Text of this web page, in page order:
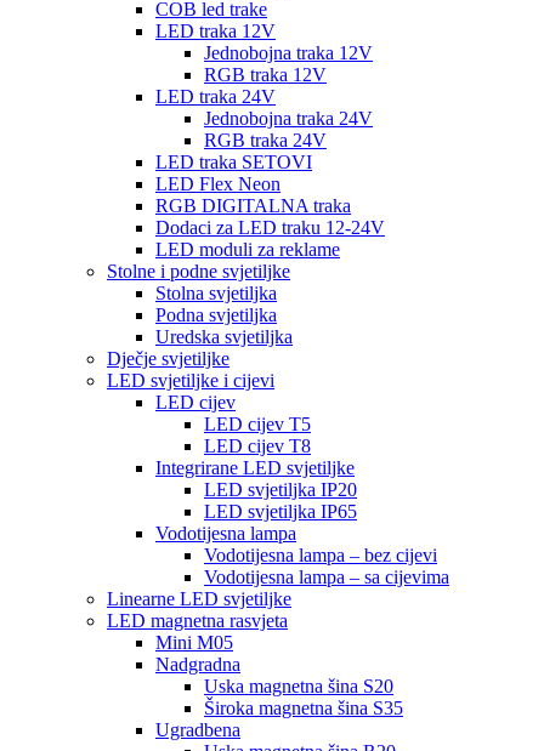
COB led trake
LED traka 12V
Jednobojna traka 12V
RGB traka 12V
LED traka 24V
Jednobojna traka 24V
RGB traka 24V
LED traka SETOVI
LED Flex Neon
RGB DIGITALNA traka
Dodaci za LED traku 12-24V
LED moduli za reklame
Stolne i podne svjetiljke
Stolna svjetiljka
Podna svjetiljka
Uredska svjetiljka
Dječje svjetiljke
LED svjetiljke i cijevi
LED cijev
LED cijev T5
LED cijev T8
Integrirane LED svjetiljke
LED svjetiljka IP20
LED svjetiljka IP65
Vodotijesna lampa
Vodotijesna lampa – bez cijevi
Vodotijesna lampa – sa cijevima
Linearne LED svjetiljke
LED magnetna rasvjeta
Mini M05
Nadgradna
Uska magnetna šina S20
Široka magnetna šina S35
Ugradbena